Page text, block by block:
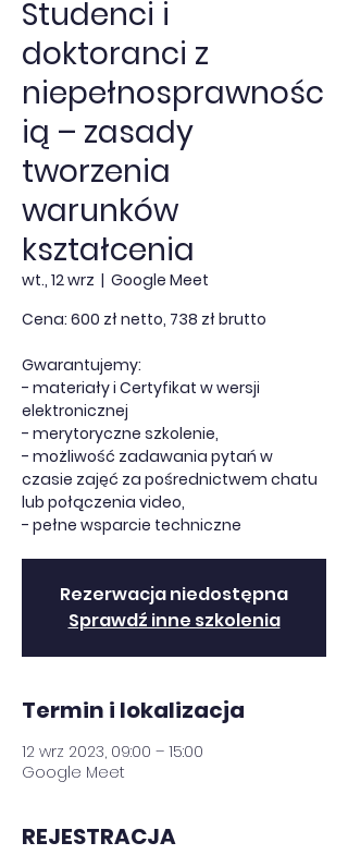
Studenci i
doktoranci z
niepełnosprawnośc
ią – zasady
tworzenia
warunków
kształcenia
wt., 12 wrz
  |
Google Meet
Cena: 600 zł netto, 738 zł brutto
Gwarantujemy:
- materiały i Certyfikat w wersji
elektronicznej
- merytoryczne szkolenie,
- możliwość zadawania pytań w
czasie zajęć za pośrednictwem chatu
lub połączenia video,
- pełne wsparcie techniczne
Rezerwacja niedostępna
Sprawdź inne szkolenia
Termin i lokalizacja
12 wrz 2023, 09:00 – 15:00
Google Meet
REJESTRACJA